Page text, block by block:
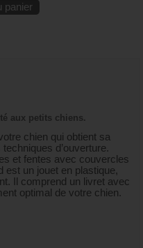
panier
aux petits chiens.
chien qui obtient sa
d’ouverture.
et fentes avec couvercles
est un jouet en plastique,
Il comprend un livret avec
optimal de votre chien.